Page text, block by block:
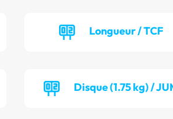
Longueur / TCF
Disque (1.75 kg) /